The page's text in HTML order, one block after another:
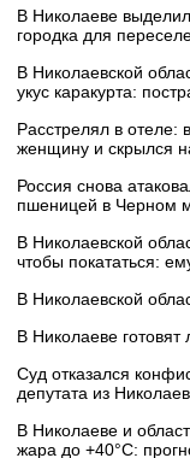
В Николаеве
городка для
В Николаевской
укус каракурта:
Расстрелял в отеле:
женщину и скрылся
Россия снова
пшеницей в Черном
В Николаевской
чтобы покататься:
В Николаевской
В Николаеве готовят
Суд отказался
депутата из
В Николаеве и
жара до +40°C: